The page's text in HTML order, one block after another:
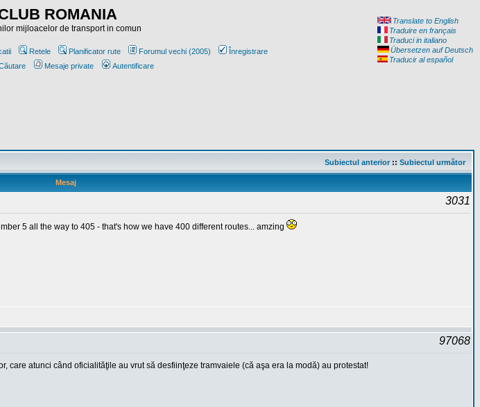
ROMANIA
mijloacelor de transport in comun
Retele Planificator rute Forumul vechi (2005)
Înregistrare
Mesaje private Autentificare
Translate to English
Traduire en français
Traduci in italiano
Übersetzen auf Deutsch
Traducir al español
Subiectul anterior:: Subiectul următor
Mesaj
3031
5 all the way to 405 - that's how we have 400 different routes... amzing
97068
care atunci când oficialităţile au vrut să desfiinţeze tramvaiele (că aşa era la modă) au protestat!